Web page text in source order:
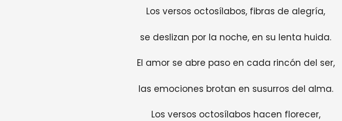
Los versos octosílabos, fibras de alegría,
se deslizan por la noche, en su lenta huida.
El amor se abre paso en cada rincón del ser,
las emociones brotan en susurros del alma.
Los versos octosílabos hacen florecer,